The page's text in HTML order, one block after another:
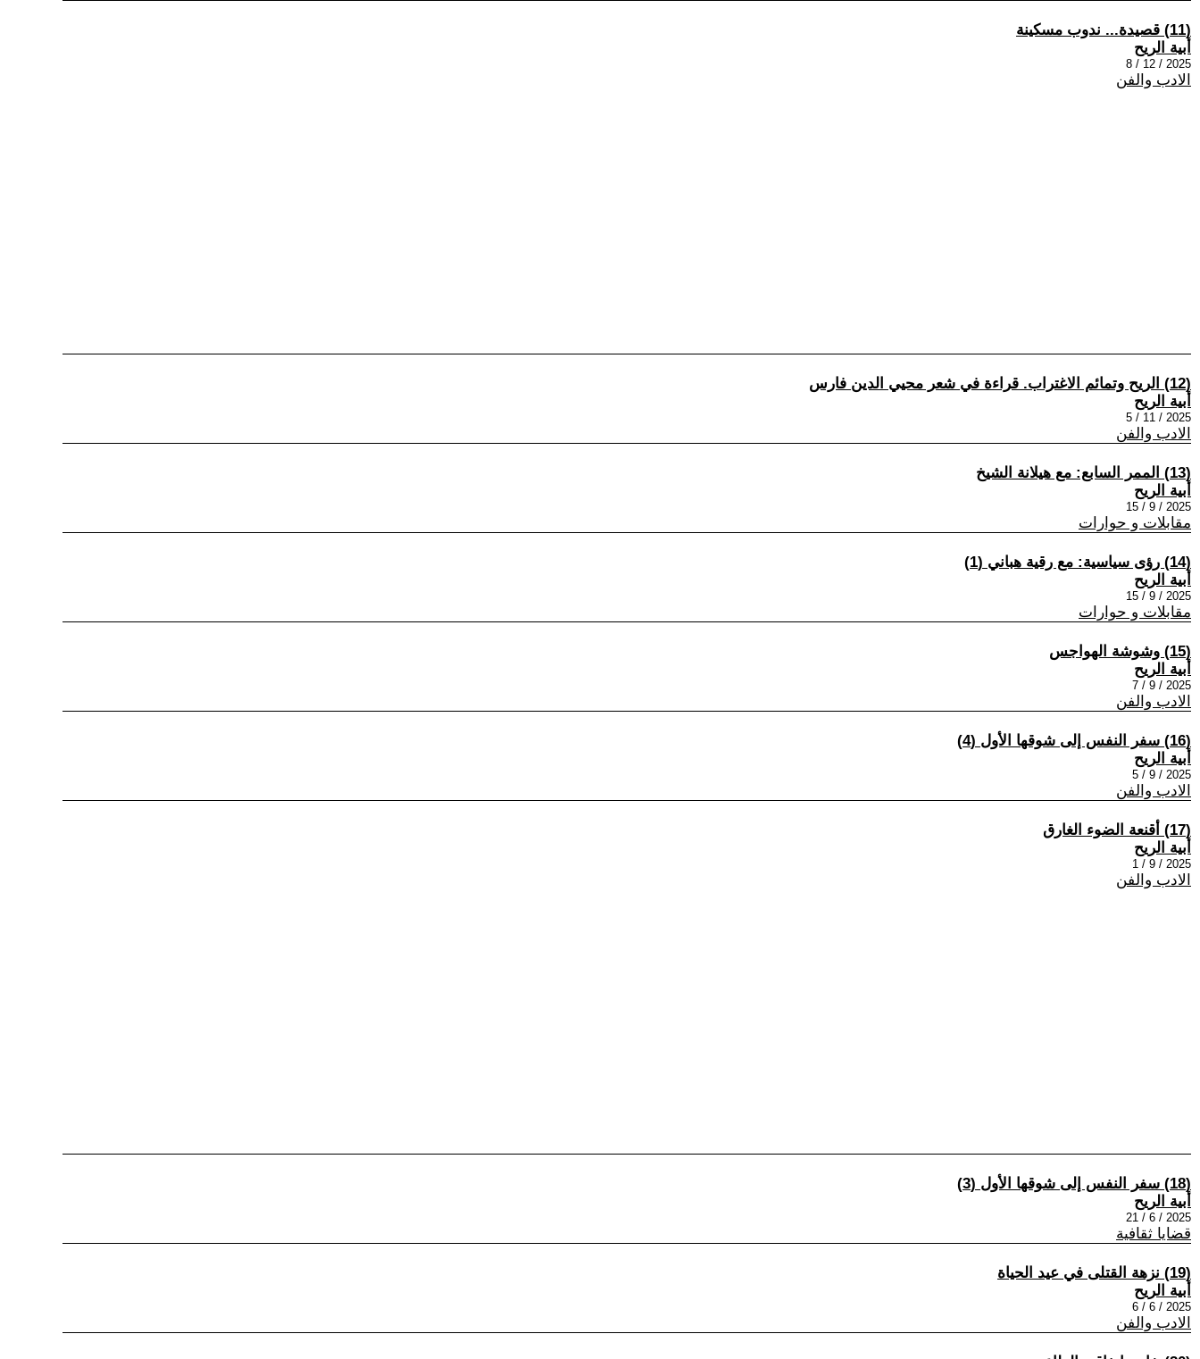
(11) قصيدة... ندوب مسكينة
أبية الريح
2025 / 12 / 8
الادب والفن
(12) الريح وتمائم الاغتراب. قراءة في شعر محيي الدين فارس
أبية الريح
2025 / 11 / 5
الادب والفن
(13) الممر السابع: مع هيلانة الشيخ
أبية الريح
2025 / 9 / 15
مقابلات و حوارات
(14) رؤى سياسية: مع رقية هباني (1)
أبية الريح
2025 / 9 / 15
مقابلات و حوارات
(15) وشوشة الهواجس
أبية الريح
2025 / 9 / 7
الادب والفن
(16) سفر النفس إلى شوقها الأول (4)
أبية الريح
2025 / 9 / 5
الادب والفن
(17) أقنعة الضوء الغارق
أبية الريح
2025 / 9 / 1
الادب والفن
(18) سفر النفس إلى شوقها الأول (3)
أبية الريح
2025 / 6 / 21
قضايا ثقافية
(19) نزهة القتلى في عيد الحياة
أبية الريح
2025 / 6 / 6
الادب والفن